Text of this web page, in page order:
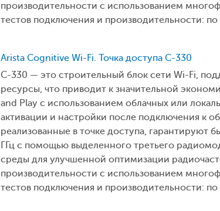
производительности с использованием
тестов подключения и производительности:
Arista Cognitive Wi-Fi. Точка доступа C-330
C-330 — это строительный блок сети Wi-Fi,
ресурсы, что приводит к значительной
and Play с использованием облачных или
активации и настройки после подключения к
реализованные в точке доступа, гарантируют
ГГц с помощью выделенного третьего
среды для улучшенной оптимизации
производительности с использованием
тестов подключения и производительности: